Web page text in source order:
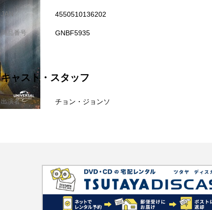
JAN 4550510136202
商品番号 GNBF5935
キャスト・スタッフ
出演者 チョン・ジョンソ